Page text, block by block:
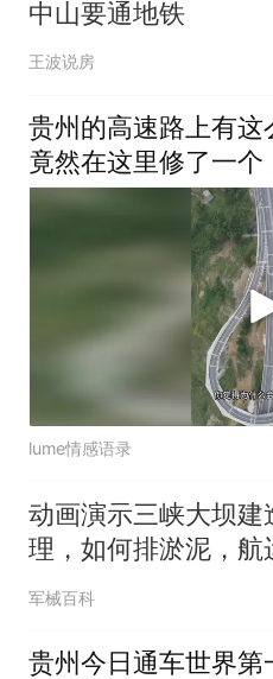
中山要通地铁
王波说房
贵州的高速路上有这
竟然在这里修了一个
lume情感语录
动画演示三峡大坝建
理，如何排淤泥，航
发电？ #科普知识
军械百科
贵州今日通车世界